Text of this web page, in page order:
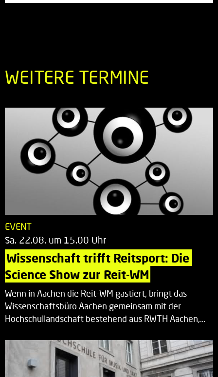
WEITERE TERMINE
EVENT
Sa. 22.08. um 15.00 Uhr
Wissenschaft trifft Reitsport: Die
Science Show zur Reit-WM
Wenn in Aachen die Reit-WM gastiert, bringt das
Wissenschaftsbüro Aachen gemeinsam mit der
Hochschullandschaft bestehend aus RWTH Aachen,…